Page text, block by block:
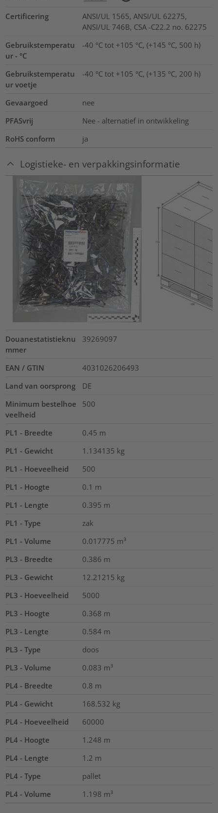
Certificering
ANSI/UL 1565, ANSI/UL 62275,
ANSI/UL 746B, CSA -C22.2 no. 62275
Gebruikstemperatu
ur - °C
-40 °C tot +105 °C, (+145 °C, 500 h)
Gebruikstemperatu
ur voetje
-40 °C tot +105 °C, (+135 °C, 200 h)
Gevaargoed
nee
PFASvrij
Nee - alternatief in ontwikkeling
RoHS conform
ja
Logistieke- en verpakkingsinformatie
Douanestatistieknu
mmer
39269097
EAN / GTIN
4031026206493
Land van oorsprong
DE
Minimum bestelhoe
veelheid
500
PL1 - Breedte 0.45 m
PL1 - Gewicht
1.134135 kg
PL1 - Hoeveelheid
500
PL1 - Hoogte
0.1 m
PL1 - Lengte
0.395 m
PL1 - Type
zak
PL1 - Volume
0.017775 m³
PL3 - Breedte
0.386 m
PL3 - Gewicht
12.21215 kg
PL3 - Hoeveelheid
5000
PL3 - Hoogte
0.368 m
PL3 - Lengte
0.584 m
PL3 - Type
doos
PL3 - Volume
0.083 m³
PL4 - Breedte
0.8 m
PL4 - Gewicht
168.532 kg
PL4 - Hoeveelheid
60000
PL4 - Hoogte
1.248 m
PL4 - Lengte
1.2 m
PL4 - Type
pallet
PL4 - Volume
1.198 m³